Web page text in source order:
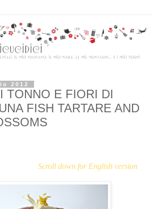
2012
TONNO E FIORI DI
FISH TARTARE AND
Scroll down for English version